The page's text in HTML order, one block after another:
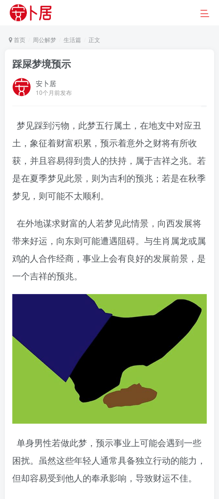
首页 周公解梦 生活篇 正文
踩屎梦境预示
安卜居
10个月前发布
梦见踩到污物，此梦五行属土，在地支中对应丑
土，象征着财富积累，预示着意外之财将有所收
获，并且容易得到贵人的扶持，属于吉祥之兆。若
是在夏季梦见此景，则为吉利的预兆；若是在秋季
梦见，则可能不太顺利。
在外地谋求财富的人若梦见此情景，向西发展将
带来好运，向东则可能遭遇阻碍。与生肖属龙或属
鸡的人合作经商，事业上会有良好的发展前景，是
一个吉祥的预兆。
单身男性若做此梦，预示事业上可能会遇到一些
困扰。虽然这些年轻人通常具备独立行动的能力，
但却容易受到他人的奉承影响，导致财运不佳。